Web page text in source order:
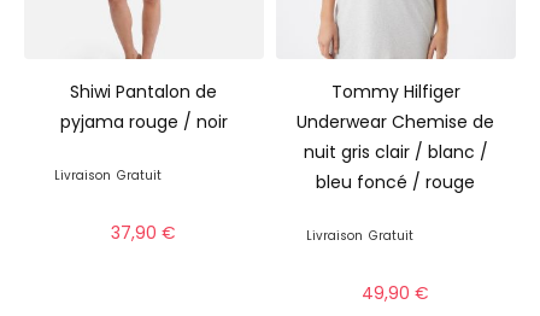
Shiwi Pantalon de
pyjama rouge / noir
Livraison Gratuit
37,90€
Tommy Hilfiger
Underwear Chemise de
nuit gris clair / blanc /
bleu foncé / rouge
Livraison Gratuit
49,90€